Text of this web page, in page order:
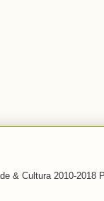
& Cultura 2010-2018